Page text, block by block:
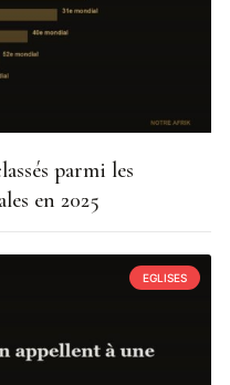
parmi les
en 2025
EGLISES